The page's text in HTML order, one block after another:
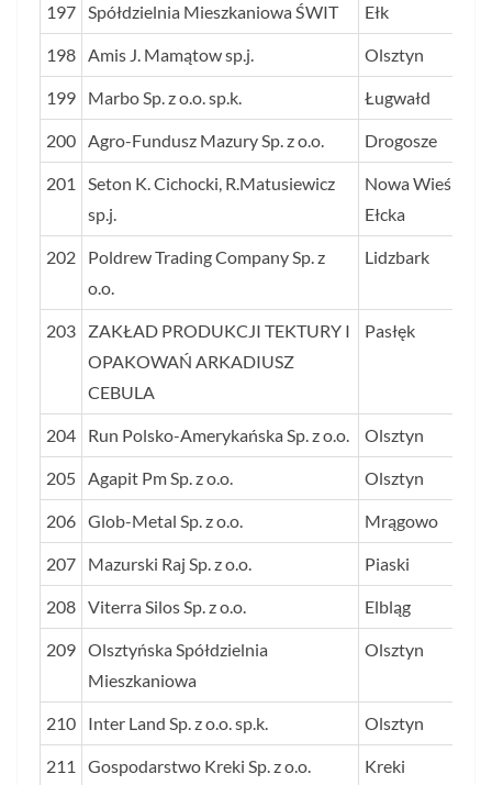
197 Spółdzielnia Mieszkaniowa ŚWIT Ełk
198 Amis J. Mamątow sp.j. Olsztyn
199 Marbo Sp. z o.o. sp.k. Ługwałd
200 Agro-Fundusz Mazury Sp. z o.o. Drogosze
201
Seton K. Cichocki, R.Matusiewicz
sp.j.
Nowa Wieś
Ełcka
202
Poldrew Trading Company Sp. z
o.o.
Lidzbark
203
ZAKŁAD PRODUKCJI TEKTURY I
OPAKOWAŃ ARKADIUSZ
CEBULA
Pasłęk
204 Run Polsko-Amerykańska Sp. z o.o. Olsztyn
205 Agapit Pm Sp. z o.o. Olsztyn
206 Glob-Metal Sp. z o.o. Mrągowo
207 Mazurski Raj Sp. z o.o. Piaski
208 Viterra Silos Sp. z o.o. Elbląg
209 Olsztyńska Spółdzielnia
Mieszkaniowa
Olsztyn
210 Inter Land Sp. z o.o. sp.k. Olsztyn
211 Gospodarstwo Kreki Sp. z o.o. Kreki